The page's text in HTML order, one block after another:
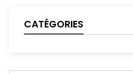
CATÉGORIES